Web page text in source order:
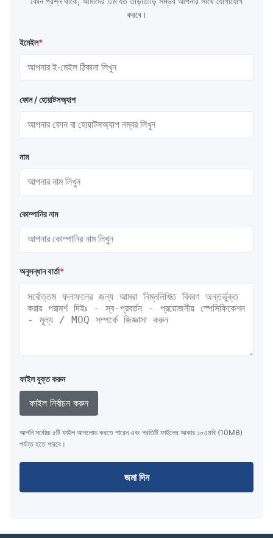
করবে।
ইমেইল*
ফোন / হোয়াটসঅ্যাপ
নাম
কোম্পানির নাম
অনুসন্ধান বার্তা*
ফাইল যুক্ত করুন
ফাইল নির্বাচন করুন
আপনি সর্বোচ্চ ৫টি ফাইল আপলোড করতে পারেন এবং প্রতিটি ফাইলের আকার ১০এমবি (10MB)
পর্যন্ত হতে পারবে।
জমা দিন